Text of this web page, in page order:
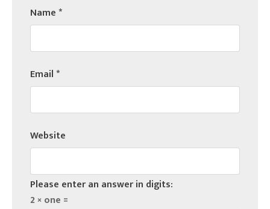
Name*
Email*
Website
Please enter an answer in digits:
2 × one =